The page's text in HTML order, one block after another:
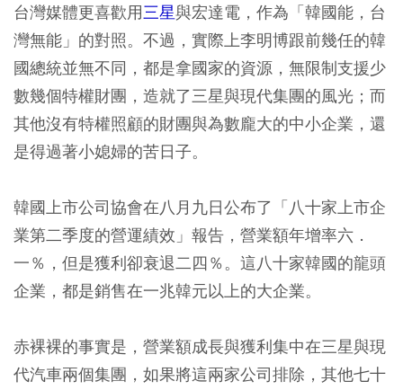
台灣媒體更喜歡用三星與宏達電，作為「韓國能，台
灣無能」的對照。不過，實際上李明博跟前幾任的韓
國總統並無不同，都是拿國家的資源，無限制支援少
數幾個特權財團，造就了三星與現代集團的風光；而
其他沒有特權照顧的財團與為數龐大的中小企業，還
是得過著小媳婦的苦日子。
韓國上市公司協會在八月九日公布了「八十家上市企
業第二季度的營運績效」報告，營業額年增率六．
一％，但是獲利卻衰退二四％。這八十家韓國的龍頭
企業，都是銷售在一兆韓元以上的大企業。
赤裸裸的事實是，營業額成長與獲利集中在三星與現
代汽車兩個集團，如果將這兩家公司排除，其他七十